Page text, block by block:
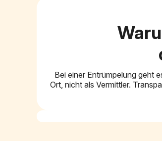
Bei einer Entrümpelung geht
Ort, nicht als Vermittler.